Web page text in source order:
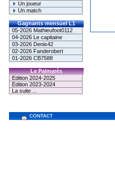
Un joueur
Un match
Gagnants mensuel L1
05-2026 Mathieufoot0112
04-2026 Le capitaine
03-2026 Denis42
02-2026 Fanderobert
01-2026 CB7588
Le Palmarès
Edition 2024-2025
Edition 2023-2024
La suite ...
CONTACT